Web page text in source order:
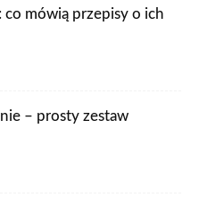
mówią przepisy o ich
– prosty zestaw